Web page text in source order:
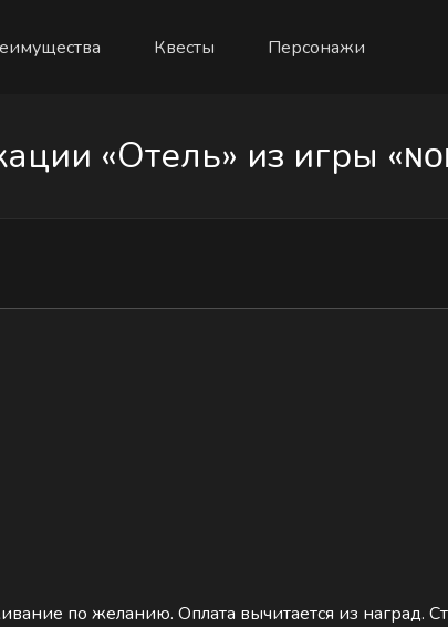
Квесты Персонажи
«Отель» из игры
по желанию. Оплата вычитается из наград.